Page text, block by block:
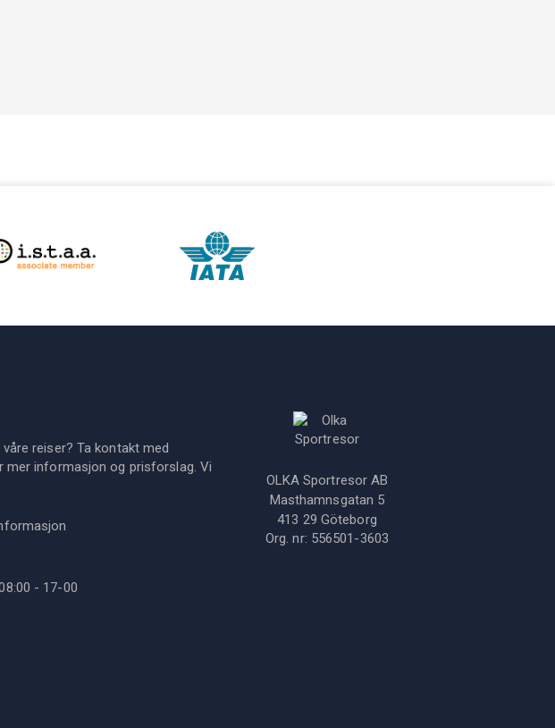
reiser? Ta kontakt med
mer informasjon og prisforslag. Vi
- 17-00
OLKA Sportresor AB
Masthamnsgatan 5
413 29 Göteborg
Org. nr: 556501-3603